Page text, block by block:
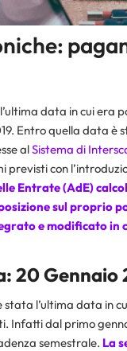
data in cui era
Entro quella data è
alSistema di
previsti con
Entrate (AdE)
sul proprio
e modificato in
20 Gennaio
stata l’ultima data in
Infatti dal primo
semestrale. La